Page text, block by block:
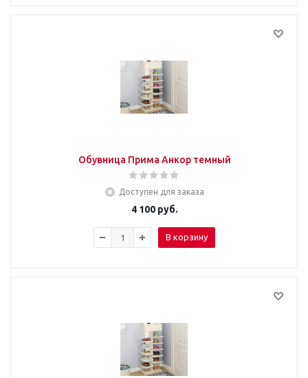
Обувница Прима Анкор темный
Доступен для заказа
4 100руб.
В корзину